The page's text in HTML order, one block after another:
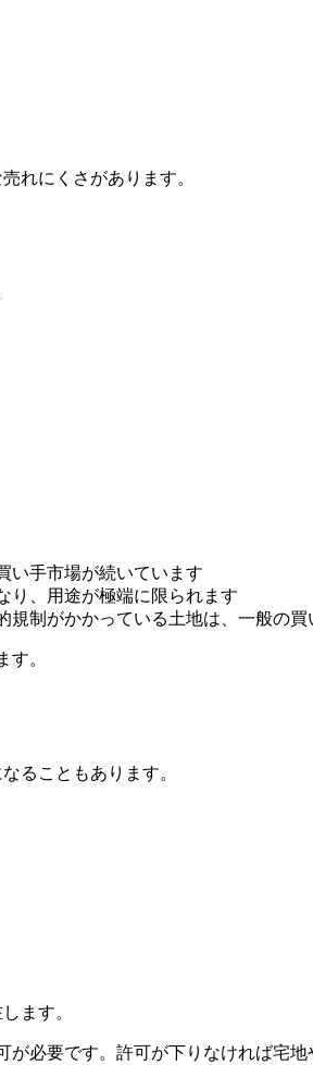
れにくさがあります。
い手市場が続いています
り、用途が極端に限られます
規制がかかっている土地は、一般の
。
ることもあります。
ます。
が必要です。許可が下りなければ宅